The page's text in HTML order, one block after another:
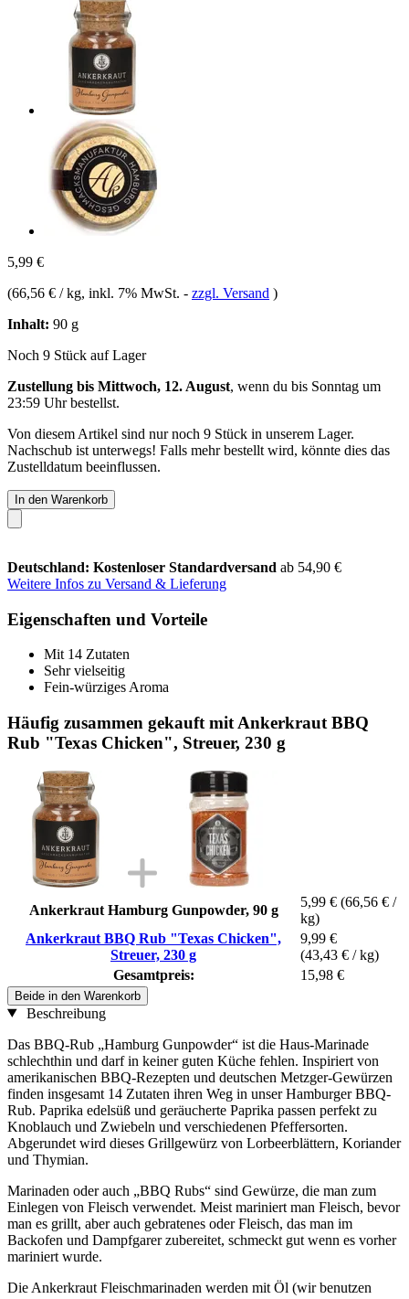
5,99 €
(66,56 € / kg, inkl. 7% MwSt. - zzgl. Versand )
Inhalt: 90 g
Noch 9 Stück auf Lager
Zustellung bis Mittwoch, 12. August, wenn du bis Sonntag um
23:59 Uhrbestellst.
Von diesem Artikel sind nur noch 9 Stück in unserem Lager.
Nachschub ist unterwegs! Falls mehr bestellt wird, könnte dies das
Zustelldatum beeinflussen.
In den Warenkorb
Deutschland: Kostenloser Standardversand ab 54,90 €
Weitere Infos zu Versand & Lieferung
Eigenschaften und Vorteile
Mit 14 Zutaten
Sehr vielseitig
Fein-würziges Aroma
Häufig zusammen gekauft mit Ankerkraut BBQ
Rub "Texas Chicken", Streuer, 230 g
Ankerkraut Hamburg Gunpowder, 90 g
5,99 € (66,56 € /
kg)
Ankerkraut BBQ Rub "Texas Chicken",
Streuer, 230 g
9,99 €
(43,43 € / kg)
Gesamtpreis:
15,98 €
Beide in den Warenkorb
Beschreibung
Das BBQ-Rub „Hamburg Gunpowder“ ist die Haus-Marinade
schlechthin und darf in keiner guten Küche fehlen. Inspiriert von
amerikanischen BBQ-Rezepten und deutschen Metzger-Gewürzen
finden insgesamt 14 Zutaten ihren Weg in unser Hamburger BBQ-
Rub. Paprika edelsüß und geräucherte Paprika passen perfekt zu
Knoblauch und Zwiebeln und verschiedenen Pfeffersorten.
Abgerundet wird dieses Grillgewürz von Lorbeerblättern, Koriander
und Thymian.
Marinaden oder auch „BBQ Rubs“ sind Gewürze, die man zum
Einlegen von Fleisch verwendet. Meist mariniert man Fleisch, bevor
man es grillt, aber auch gebratenes oder Fleisch, das man im
Backofen und Dampfgarer zubereitet, schmeckt gut wenn es vorher
mariniert wurde.
Die Ankerkraut Fleischmarinaden werden mit Öl (wir benutzen